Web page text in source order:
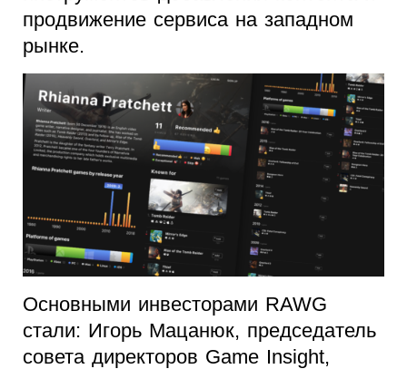
продвижение сервиса на западном
рынке.
Основными инвесторами RAWG
стали: Игорь Мацанюк, председатель
совета директоров Game Insight,